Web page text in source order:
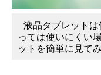
液晶タブレット
っては使いにくい
ットを簡単に見て